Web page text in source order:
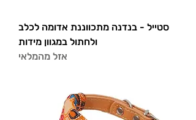
סטייל - בנדנה מתכווננת אדומה לכלב
ולחתול במגוון מידות
אזל מהמלאי